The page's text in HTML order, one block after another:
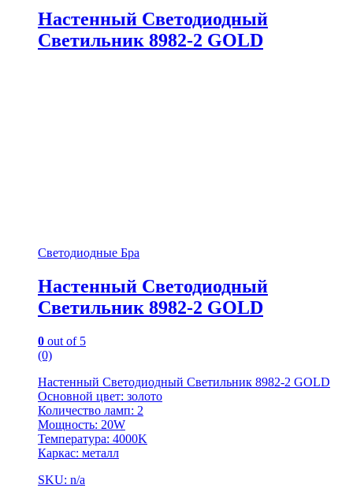
Настенный Светодиодный
Светильник 8982-2 GOLD
Светодиодные Бра
Настенный Светодиодный
Светильник 8982-2 GOLD
0 out of 5
(0)
Настенный Светодиодный Светильник 8982-2 GOLD
Основной цвет: золото
Количество ламп: 2
Мощность: 20W
Температура: 4000K
Каркас: металл
SKU: n/a